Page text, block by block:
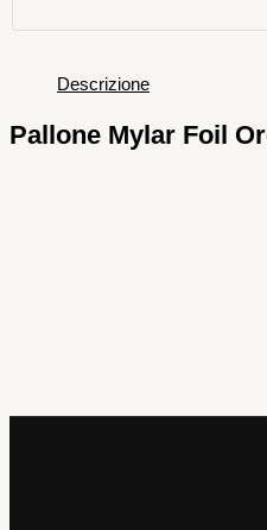
Descrizione
Pallone Mylar Foil